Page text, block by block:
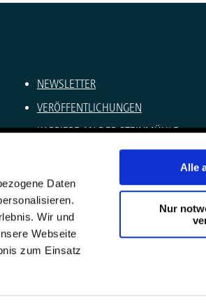
Daten
Wir und
Webseite
zum Einsatz
Alle
Nur
NEWSLETTER
VERÖFFENTLICHUNGEN
KARRIERE AN DER STEINMÜHLE
IMPRESSUM
DATENSCHUTZ
KONTAKT